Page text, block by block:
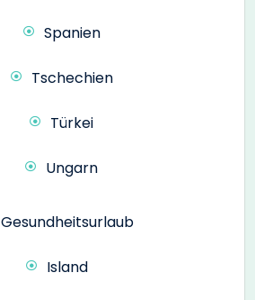
Spanien
Tschechien
Türkei
Ungarn
Gesundheitsurlaub
Island